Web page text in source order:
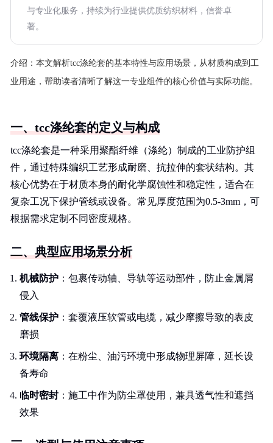
与专业化服务，持续为行业提供优质纺织材料，信誉卓
著。
介绍： 本文解析tcc涤纶套的基本特性与应用场景，从材质构成到工
业用途，帮助读者清晰了解这一专业组件的核心价值与实际功能。
一、tcc涤纶套的定义与构成
tcc涤纶套是一种采用聚酯纤维（涤纶）制成的工业防护组
件，通过特殊编织工艺形成耐磨、抗拉伸的套状结构。其
核心优势在于材质本身的耐化学腐蚀性和稳定性，适合在
复杂工况下保护管线或设备。常见厚度范围为0.5-3mm，可
根据需求定制不同密度规格。
二、典型应用场景分析
机械防护 ：包裹传动轴、导轨等运动部件，防止金属屑
侵入
管线保护 ：套覆液压软管或电缆，减少摩擦导致的表皮
磨损
环境隔离 ：在粉尘、油污环境中形成物理屏障，延长设
备寿命
临时密封 ：施工中作为防尘罩使用，兼具透气性和遮挡
效果